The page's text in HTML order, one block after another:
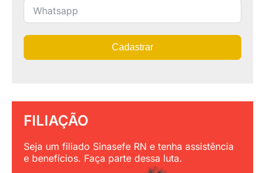
Cadastrar
FILIAÇÃO
Seja um filiado Sinasefe RN e tenha assistência
e benefícios. Faça parte dessa luta.